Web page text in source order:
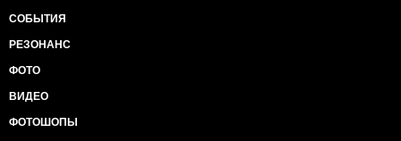
СОБЫТИЯ
РЕЗОНАНС
ФОТО
ВИДЕО
ФОТОШОПЫ